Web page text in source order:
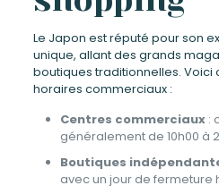
Le Japon est réputé pour son
unique, allant des grands
boutiques traditionnelles. Voici
horaires commerciaux :
Centres commerciaux:
généralement de 10h00 à
Boutiques
avec un jour de